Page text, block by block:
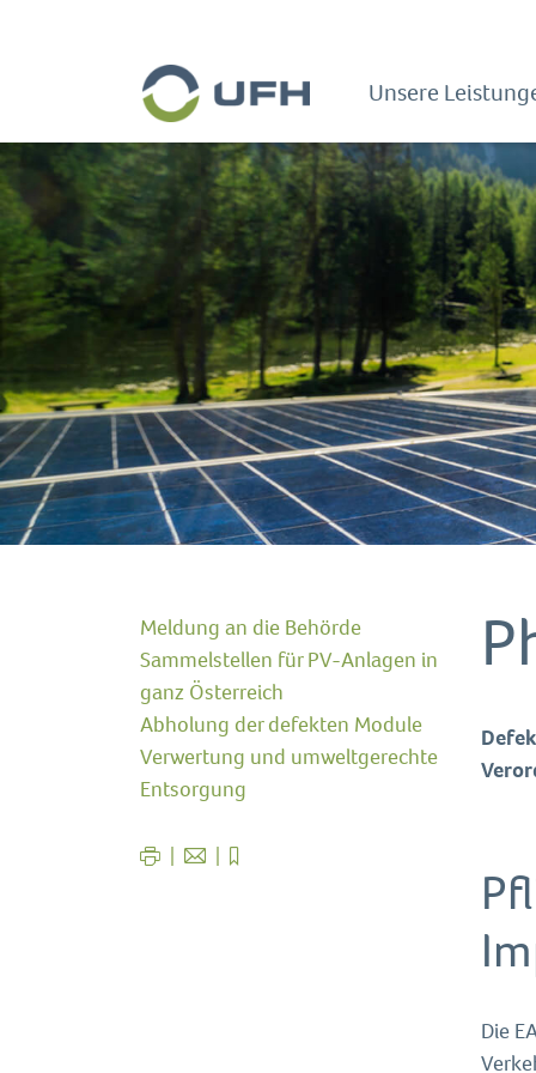
Unsere
Meldung an die Behörde
Sammelstellen für PV-Anlagen in
ganz Österreich
Abholung der defekten Module
Verwertung und umweltgerechte
Entsorgung
Die